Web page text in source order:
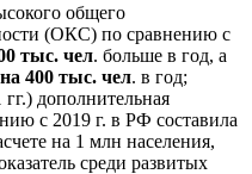
общего
(ОКС) по сравнению с
тыс. чел. больше в год, а
на 400 тыс. чел. в год;
дополнительная
с 2019 г. в РФ составила
на 1 млн населения,
среди развитых